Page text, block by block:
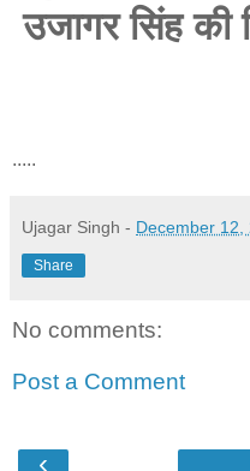
उजागर सिंह की
.....
Ujagar Singh - December 12,
Share
No comments:
Post a Comment
‹